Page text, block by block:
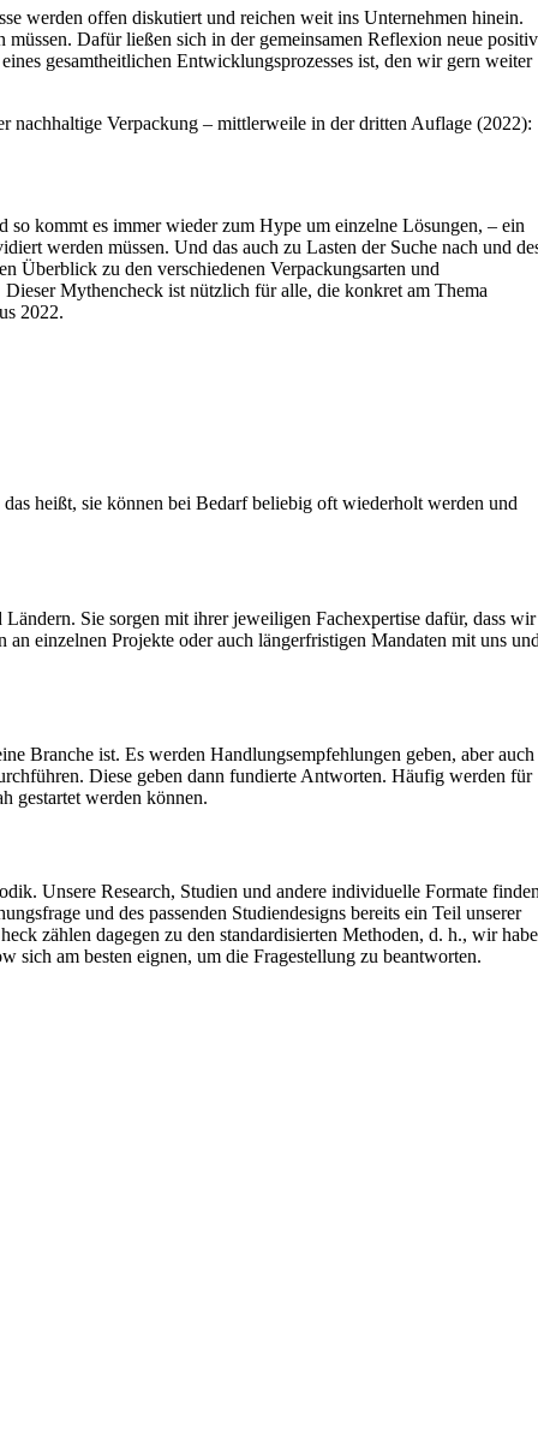
werden offen diskutiert und reichen weit ins Unternehmen hinein.
Dafür ließen sich in der gemeinsamen Reflexion neue
gesamtheitlichen Entwicklungsprozesses ist, den wir gern weiter
nachhaltige Verpackung – mittlerweile in der dritten Auflage (2022):
kommt es immer wieder zum Hype um einzelne Lösungen, – ein
werden müssen. Und das auch zu Lasten der Suche nach und
Überblick zu den verschiedenen Verpackungsarten und
Mythencheck ist nützlich für alle, die konkret am Thema
2022.
heißt, sie können bei Bedarf beliebig oft wiederholt werden und
Sie sorgen mit ihrer jeweiligen Fachexpertise dafür, dass wir
einzelnen Projekte oder auch längerfristigen Mandaten mit uns
Branche ist. Es werden Handlungsempfehlungen geben, aber auch
Diese geben dann fundierte Antworten. Häufig werden für
gestartet werden können.
Unsere Research, Studien und andere individuelle Formate
und des passenden Studiendesigns bereits ein Teil unserer
zählen dagegen zu den standardisierten Methoden, d. h., wir
am besten eignen, um die Fragestellung zu beantworten.